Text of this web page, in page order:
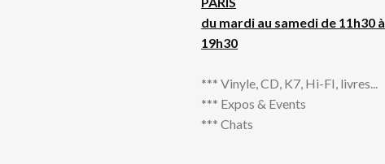
du mardi au samedi de 11h30 à
19h30
*** Vinyle, CD, K7, Hi-FI, livres...
*** Expos & Events
*** Chats